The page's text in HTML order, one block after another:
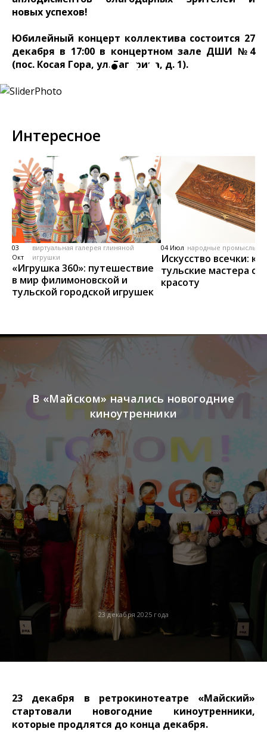
новых успехов!
Юбилейный концерт коллектива состоится 27
декабря в 17:00 в концертном зале ДШИ №4
(пос. Косая Гора, ул. Гагарина, д. 1).
Интересное
03
Окт
виртуальная галерея глиняной
игрушки
«Игрушка 360»: путешествие
в мир филимоновской и
тульской городской игрушек
04 Июл народные промыслы,
Искусство всечки: как
тульские мастера
красоту
23 декабря 2025 года
В «Майском» начались новогодние
киноутренники
23 декабря
в ретрокинотеатре «Майский»
стартовали новогодние киноутренники,
которые продлятся до конца декабря.